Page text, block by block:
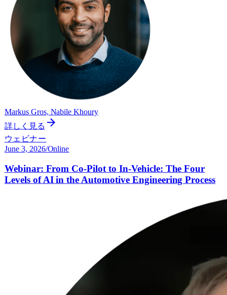
Markus Gros, Nabile Khoury
詳しく見る
ウェビナー
June 3, 2026/Online
Webinar: From Co-Pilot to In-Vehicle: The Four
Levels of AI in the Automotive Engineering Process